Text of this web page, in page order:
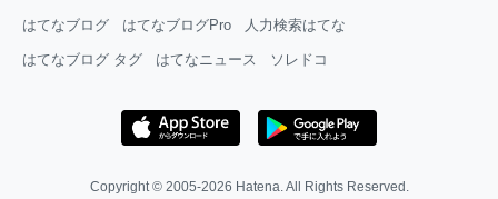
はてなブログ はてなブログPro 人力検索はてな
はてなブログ タグ はてなニュース ソレドコ
Copyright © 2005-2026 Hatena. All Rights Reserved.